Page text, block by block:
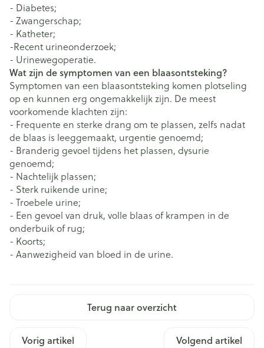
- Diabetes;
- Zwangerschap;
- Katheter;
-Recent urineonderzoek;
- Urinewegoperatie.
Wat zijn de symptomen van een blaasontsteking?
Symptomen van een blaasontsteking komen plotseling
op en kunnen erg ongemakkelijk zijn. De meest
voorkomende klachten zijn:
- Frequente en sterke drang om te plassen, zelfs nadat
de blaas is leeggemaakt, urgentie genoemd;
- Branderig gevoel tijdens het plassen, dysurie
genoemd;
- Nachtelijk plassen;
- Sterk ruikende urine;
- Troebele urine;
- Een gevoel van druk, volle blaas of krampen in de
onderbuik of rug;
- Koorts;
- Aanwezigheid van bloed in de urine.
Terug naar overzicht
Vorig artikel Volgend artikel